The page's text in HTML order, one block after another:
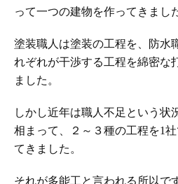
って一つの建物を作ってきまし
塗装職人は塗装の工程を、防水
れぞれが干渉する工程を綿密な
ました。
しかし近年は職人不足という状
相まって、２～３種の工程を1
てきました。
それが多能工と言われる所以で